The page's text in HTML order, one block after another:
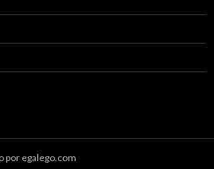
por egalego.com